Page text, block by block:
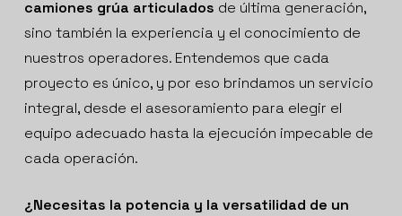
camiones grúa articulados de última generación,
sino también la experiencia y el conocimiento de
nuestros operadores. Entendemos que cada
proyecto es único, y por eso brindamos un servicio
integral, desde el asesoramiento para elegir el
equipo adecuado hasta la ejecución impecable de
cada operación.
¿Necesitas la potencia y la versatilidad de un